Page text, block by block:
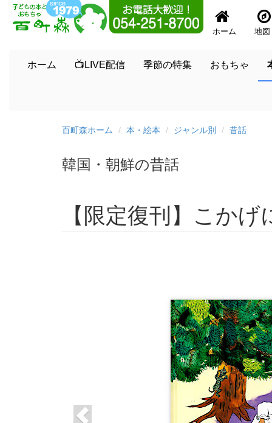
ホーム 地図
ホーム 📺LIVE配信 季節の特集 おもちゃ
百町森ホーム 本・絵本 ジャンル別 昔話
韓国・朝鮮の昔話
【限定復刊】こかげ